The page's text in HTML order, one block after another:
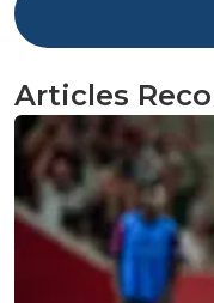
Articles